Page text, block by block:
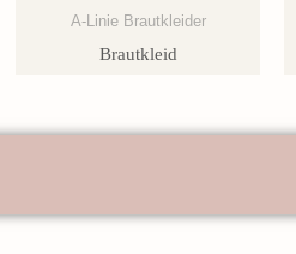
A-Linie Brautkleider
Brautkleid